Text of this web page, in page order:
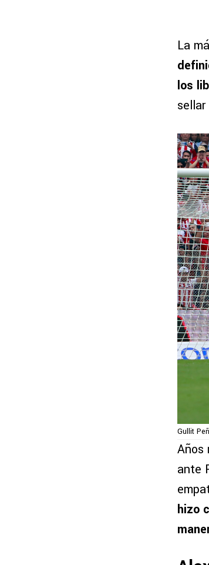
La
los
Gullit
Años
ante
hizo